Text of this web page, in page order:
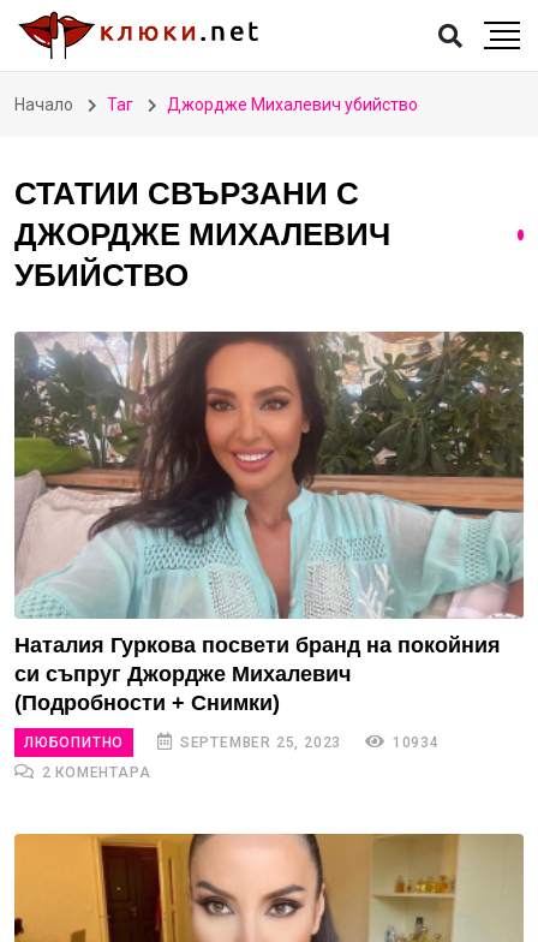
Начало Таг Джордже Михалевич убийство
СТАТИИ СВЪРЗАНИ С
ДЖОРДЖЕ МИХАЛЕВИЧ
УБИЙСТВО
Наталия Гуркова посвети бранд на покойния
си съпруг Джордже Михалевич
(Подробности + Снимки)
ЛЮБОПИТНО SEPTEMBER 25, 2023
10934
2 КОМЕНТАРА